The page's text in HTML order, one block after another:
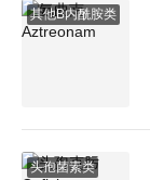
其他Β内酰胺类
头孢菌素类